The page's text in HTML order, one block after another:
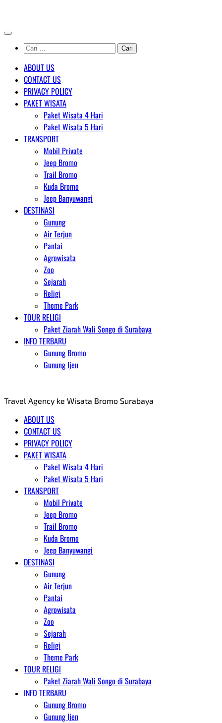
content
Cari
untuk:
ABOUT US
CONTACT US
PRIVACY POLICY
PAKET WISATA
Paket Wisata 4 Hari
Paket Wisata 5 Hari
TRANSPORT
Mobil Private
Jeep Bromo
Trail Bromo
Kuda Bromo
Jeep Banyuwangi
DESTINASI
Gunung
Air Terjun
Pantai
Agrowisata
Zoo
Sejarah
Religi
Theme Park
TOUR RELIGI
Paket Ziarah Wali Songo di Surabaya
INFO TERBARU
Gunung Bromo
Gunung Ijen
Travel Agency ke Wisata Bromo Surabaya
ABOUT US
CONTACT US
PRIVACY POLICY
PAKET WISATA
Paket Wisata 4 Hari
Paket Wisata 5 Hari
TRANSPORT
Mobil Private
Jeep Bromo
Trail Bromo
Kuda Bromo
Jeep Banyuwangi
DESTINASI
Gunung
Air Terjun
Pantai
Agrowisata
Zoo
Sejarah
Religi
Theme Park
TOUR RELIGI
Paket Ziarah Wali Songo di Surabaya
INFO TERBARU
Gunung Bromo
Gunung Ijen